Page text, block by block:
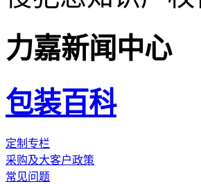
力嘉新闻中心
包装百科
定制专栏
采购及大客户政策
常见问题